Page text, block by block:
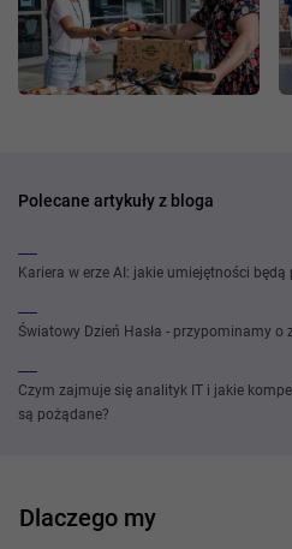
Polecane artykuły z bloga
Kariera w erze AI: jakie umiejętności
Światowy Dzień Hasła - przypominamy o
Czym zajmuje się analityk IT i jakie
są pożądane?
Dlaczego my